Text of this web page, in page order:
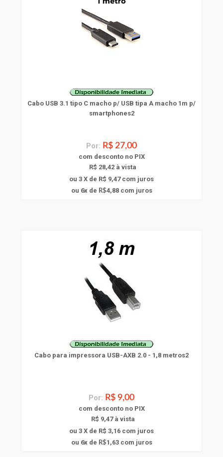
Cabo USB 3.1 tipo C macho p/ USB tipa A macho 1m p/
smartphones2
Por: R$ 27,00
com desconto no PIX
R$ 28,42 à vista
ou 3 X de R$ 9,47com juros
ou 6x de R$4,88com juros
Cabo para impressora USB-AXB 2.0 - 1,8 metros2
Por: R$ 9,00
com desconto no PIX
R$ 9,47 à vista
ou 3 X de R$ 3,16 com juros
ou 6x de R$1,63com juros